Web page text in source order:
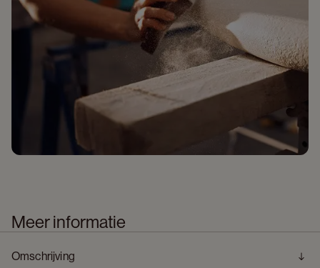
Meer informatie
Omschrijving